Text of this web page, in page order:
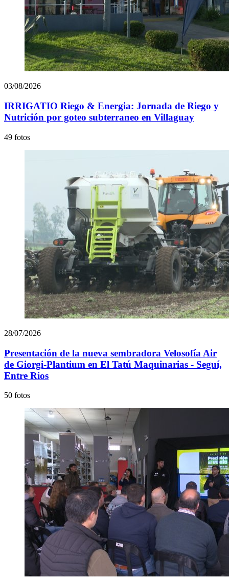
03/08/2026
IRRIGATIO Riego & Energia: Jornada de Riego y
Nutrición por goteo subterraneo en Villaguay
49 fotos
28/07/2026
Presentación de la nueva sembradora Velosofía Air
de Giorgi-Plantium en El Tatú Maquinarias - Seguí,
Entre Rios
50 fotos